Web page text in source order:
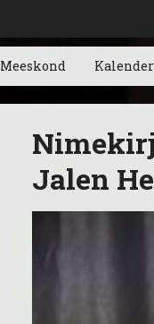
Meeskond Kalender
Jalen